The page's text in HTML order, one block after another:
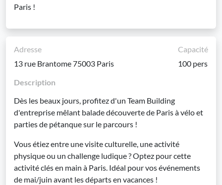
Paris !
Adresse
13 rue Brantome 75003 Paris
Capacité
100 pers
Description
Dès les beaux jours, profitez d'un Team Building
d'entreprise mêlant balade découverte de Paris à vélo et
parties de pétanque sur le parcours !
Vous étiez entre une visite culturelle, une activité
physique ou un challenge ludique ? Optez pour cette
activité clés en main à Paris. Idéal pour vos événements
de mai/juin avant les départs en vacances !